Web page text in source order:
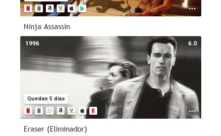
Ninja Assassin
6.0
Quedan 5 días
1996
Eraser (Eliminador)